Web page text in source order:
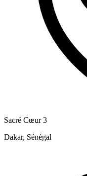
Sacré Cœur 3
Dakar, Sénégal